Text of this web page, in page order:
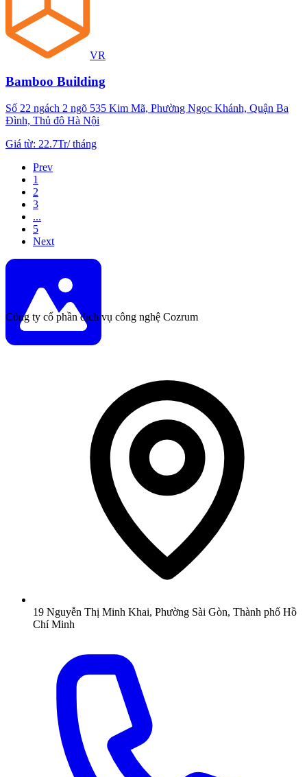
VR
Bamboo Building
Số 22 ngách 2 ngõ 535 Kim Mã, Phường Ngọc Khánh, Quận Ba
Đình, Thủ đô Hà Nội
Giá từ: 22.7Tr/tháng
Prev
1
2
3
...
5
Next
Công ty cổ phần dịch vụ công nghệ Cozrum
19 Nguyễn Thị Minh Khai, Phường Sài Gòn, Thành phố Hồ
Chí Minh